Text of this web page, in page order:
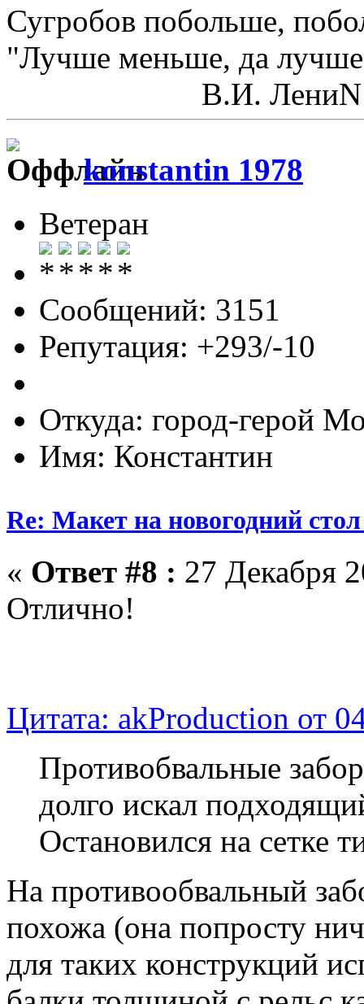
Сугробов побольше,
"Лучше меньше, да
В.И. ЛениN
konstantin 1978
Ветеран
Сообщений: 3151
Репутация: +293/-10
Откуда: город-герой
Имя: Константин
Re: Макет на новогодний
« Ответ #8 : 27 Декабря
Отлично!
Цитата: akProduction от
Противобвальные
долго искал
Остановился на сетке
На противообвальный
похожа (она попросту
для таких конструкций